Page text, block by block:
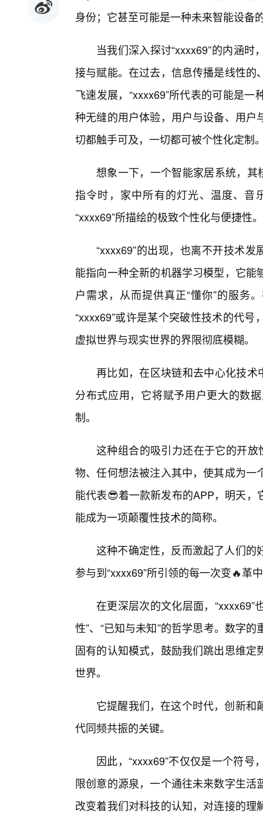
身份；它甚至可能是一种未来智能设备
当我们深入探讨“xxxx69”的内涵
接与赋能。在过去，信息传播是线性
飞速发展，“xxxx69”所代表的可能是
种无缝的用户体验，用户与设备、用
切都触手可及，一切都可被个性化定制
想象一下，一个智能家居系统，其
指令时，家中所有的灯光、温度、音
“xxxx69”所描绘的极致个性化与便捷性。
“xxxx69”的出现，也离不开技术
能指向一种全新的机器学习模型，它
户需求，从而提供真正“懂你”的服务
“xxxx69”或许是某个突破性技术的代
虚拟世界与现实世界的界限彻底模糊。
再比如，在区块链和去中心化技术
分布式应用，它将赋予用户更大的数
制。
这种组合的吸引力还在于它的开放
物、任何想法被注入其中，使其成为
能代表😎着一款新发布的APP，明天
能成为一项颠覆性技术的简称。
这种不确定性，反而激起了人们的
参与到“xxxx69”所引领的每一次变🔥革
在更深层次的文化层面，“xxxx69”
性”、“已知与未知”的哲学思考。数字
固有的认知模式，鼓励我们跳出思维
世界。
它提醒我们，在这个时代，创新
代同频共振的关键。
因此，“xxxx69”不仅仅是一个符
限创意的源泉，一个通往未来数字生
改变着我们对科技的认知，对连接的